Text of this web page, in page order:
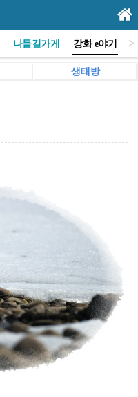
나들길가게 강화 e야기 >
생태방